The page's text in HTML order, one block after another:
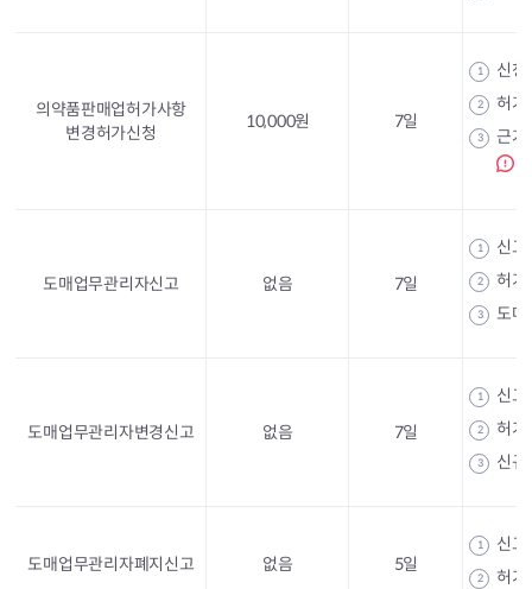
의약품판매업허가사항
변경허가신청
10,000원 7일
1 신청
2 허가
3
근거
도매업무관리자신고 없음 7일
1 신고
2 허가
3 도매
도매업무관리자변경신고 없음 7일
1 신고
2 허가
3 신규
도매업무관리자폐지신고 없음 5일
1 신고
2 허가